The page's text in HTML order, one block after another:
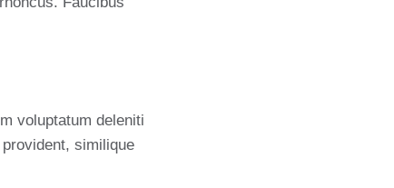
voluptatum deleniti
similique